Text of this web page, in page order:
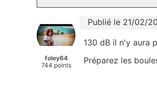
foley64
744 points
Publié le 21/02/
130 dB il n'y aura
Préparez les